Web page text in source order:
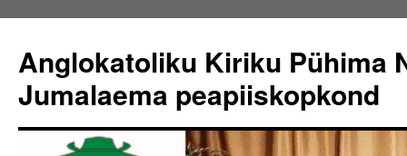
juurde
Anglokatoliku Kiriku Pühima
Jumalaema peapiiskopkond